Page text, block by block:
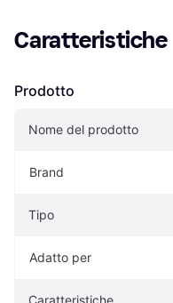
Caratteristiche
Prodotto
Nome del prodotto
Brand
Tipo
Adatto per
Caratteristiche